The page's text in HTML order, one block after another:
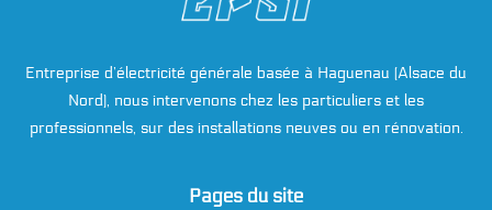
Entreprise d’électricité générale basée à Haguenau (Alsace du
Nord), nous intervenons chez les particuliers et les
professionnels, sur des installations neuves ou en rénovation.
Pages du site